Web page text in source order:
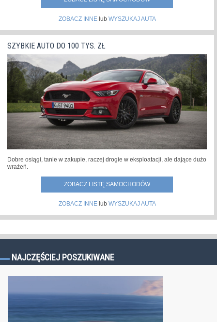
ZOBACZ INNElub WYSZUKAJ AUTA
SZYBKIE AUTO DO 100 TYS. ZŁ
Dobre osiągi, tanie w zakupie, raczej drogie w eksploatacji, ale dające dużo
wrażeń.
ZOBACZ LISTĘ SAMOCHODÓW
ZOBACZ INNElub WYSZUKAJ AUTA
NAJCZĘŚCIEJ POSZUKIWANE